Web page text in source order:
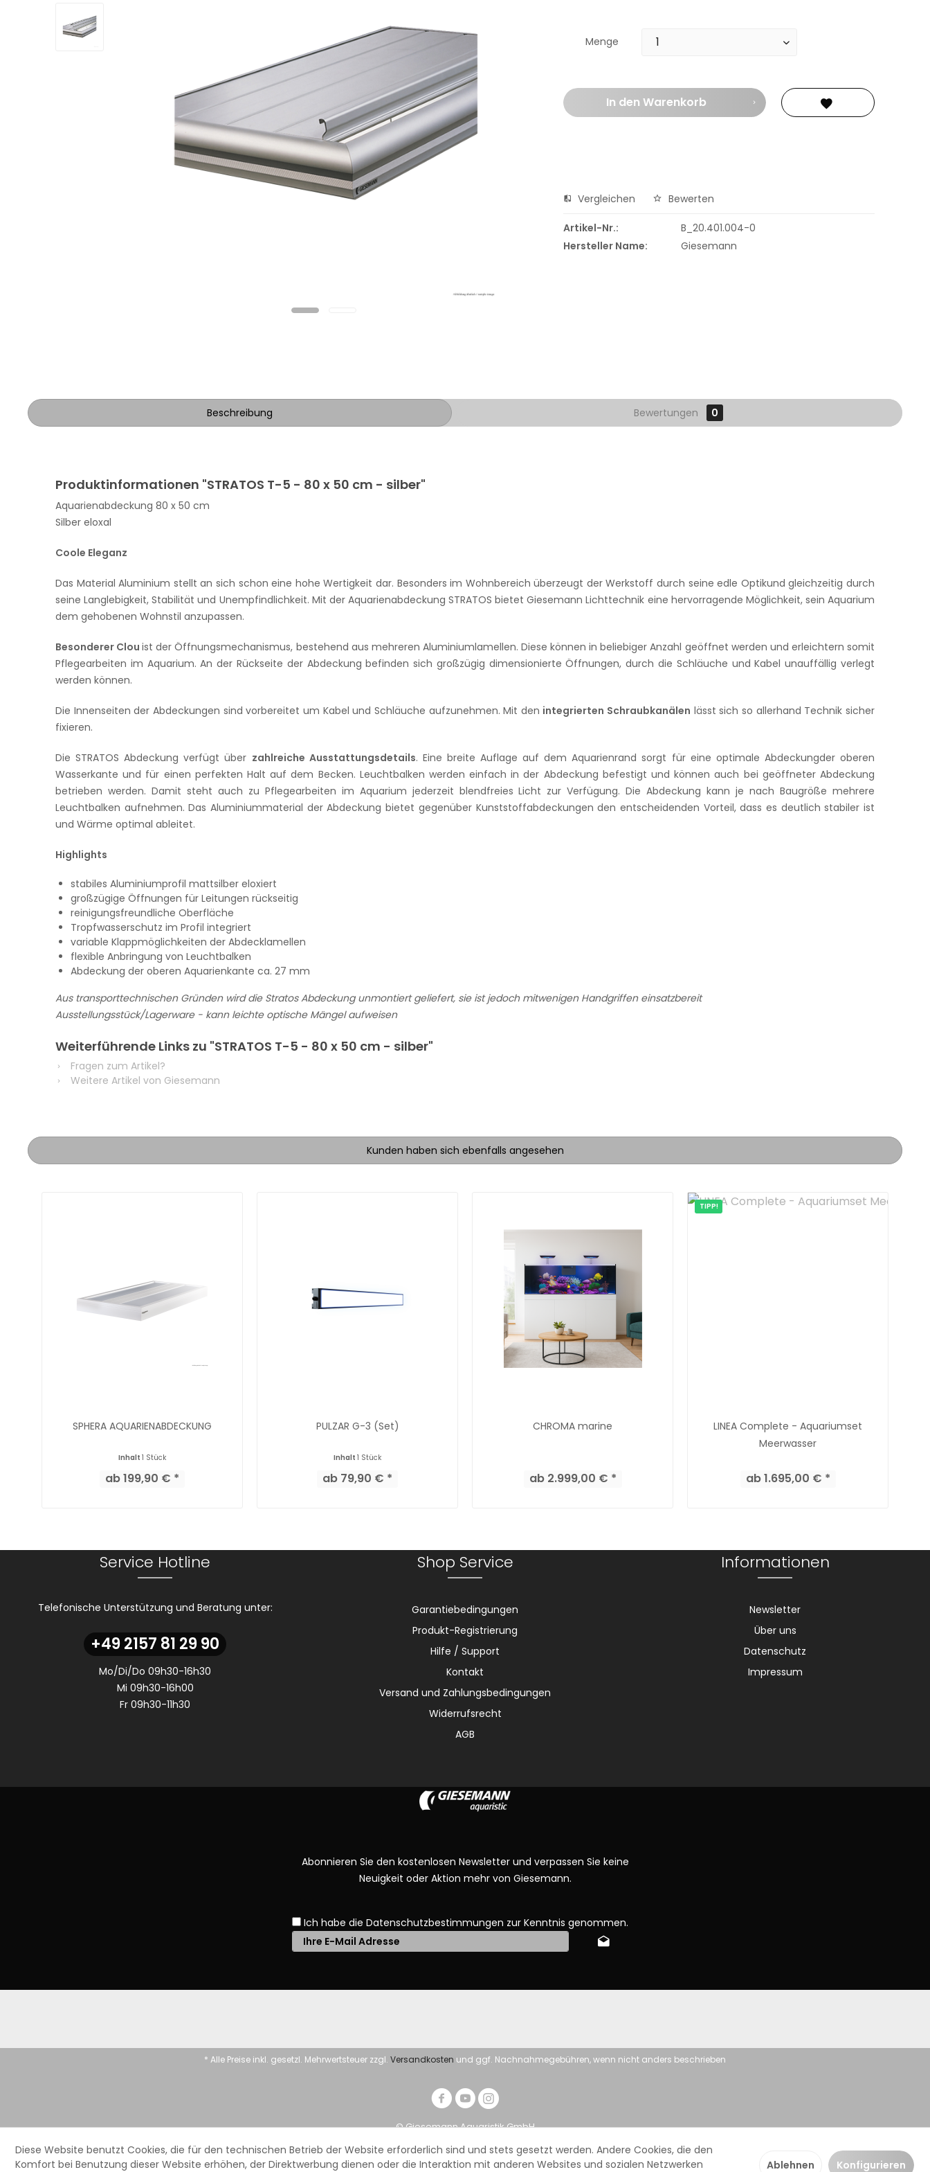
Menge
In den Warenkorb
Vergleichen Bewerten
Artikel-Nr.:
B_20.401.004-0
Hersteller Name:
Giesemann
Beschreibung Bewertungen 0
Produktinformationen "STRATOS T-5 - 80 x 50 cm - silber"
Aquarienabdeckung 80 x 50 cm
Silber eloxal
Coole Eleganz
Das Material Aluminium stellt an sich schon eine hohe Wertigkeit dar. Besonders im Wohnbereich überzeugt der Werkstoff durch seine edle Optikund gleichzeitig durch
seine Langlebigkeit, Stabilität und Unempfindlichkeit. Mit der Aquarienabdeckung STRATOS bietet Giesemann Lichttechnik eine hervorragende Möglichkeit, sein Aquarium
dem gehobenen Wohnstil anzupassen.
Besonderer Clouist der Öffnungsmechanismus, bestehend aus mehreren Aluminiumlamellen. Diese können in beliebiger Anzahl geöffnet werden und erleichtern somit
Pflegearbeiten im Aquarium. An der Rückseite der Abdeckung befinden sich großzügig dimensionierte Öffnungen, durch die Schläuche und Kabel unauffällig verlegt
werden können.
Die Innenseiten der Abdeckungen sind vorbereitet um Kabel und Schläuche aufzunehmen. Mit den integrierten Schraubkanälen lässt sich so allerhand Technik sicher
fixieren.
Die STRATOS Abdeckung verfügt über zahlreiche Ausstattungsdetails. Eine breite Auflage auf dem Aquarienrand sorgt für eine optimale Abdeckungder oberen
Wasserkante und für einen perfekten Halt auf dem Becken. Leuchtbalken werden einfach in der Abdeckung befestigt und können auch bei geöffneter Abdeckung
betrieben werden. Damit steht auch zu Pflegearbeiten im Aquarium jederzeit blendfreies Licht zur Verfügung. Die Abdeckung kann je nach Baugröße mehrere
Leuchtbalken aufnehmen. Das Aluminiummaterial der Abdeckung bietet gegenüber Kunststoffabdeckungen den entscheidenden Vorteil, dass es deutlich stabiler ist
und Wärme optimal ableitet.
Highlights
stabiles Aluminiumprofil mattsilber eloxiert
großzügige Öffnungen für Leitungen rückseitig
reinigungsfreundliche Oberfläche
Tropfwasserschutz im Profil integriert
variable Klappmöglichkeiten der Abdecklamellen
flexible Anbringung von Leuchtbalken
Abdeckung der oberen Aquarienkante ca. 27 mm
Aus transporttechnischen Gründen wird die Stratos Abdeckung unmontiert geliefert, sie ist jedoch mitwenigen Handgriffen einsatzbereit
Ausstellungsstück/Lagerware - kann leichte optische Mängel aufweisen
Weiterführende Links zu "STRATOS T-5 - 80 x 50 cm - silber"
Fragen zum Artikel?
Weitere Artikel von Giesemann
Kunden haben sich ebenfalls angesehen
SPHERA AQUARIENABDECKUNG
Inhalt 1 Stück
ab 199,90 € *
PULZAR G-3 (Set)
Inhalt 1 Stück
ab 79,90 € *
CHROMA marine
ab 2.999,00 € *
TIPP!
LINEA Complete - Aquariumset
Meerwasser
ab 1.695,00 € *
Service Hotline
Telefonische Unterstützung und Beratung unter:
+49 2157 81 29 90
Mo/Di/Do 09h30-16h30
Mi 09h30-16h00
Fr 09h30-11h30
Shop Service
Garantiebedingungen
Produkt-Registrierung
Hilfe / Support
Kontakt
Versand und Zahlungsbedingungen
Widerrufsrecht
AGB
Informationen
Newsletter
Über uns
Datenschutz
Impressum
Abonnieren Sie den kostenlosen Newsletter und verpassen Sie keine
Neuigkeit oder Aktion mehr von Giesemann.
Ich habe die Datenschutzbestimmungen zur Kenntnis genommen.
* Alle Preise inkl. gesetzl. Mehrwertsteuer zzgl. Versandkosten und ggf. Nachnahmegebühren, wenn nicht anders beschrieben
© Giesemann Aquaristik GmbH
Diese Website benutzt Cookies, die für den technischen Betrieb der Website erforderlich sind und stets gesetzt werden. Andere Cookies, die den
Komfort bei Benutzung dieser Website erhöhen, der Direktwerbung dienen oder die Interaktion mit anderen Websites und sozialen Netzwerken
Ablehnen Konfigurieren